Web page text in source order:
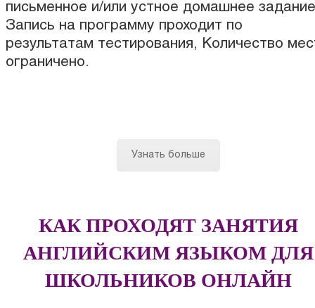
письменное и/или устное домашнее задание
Запись на программу проходит по
результатам тестирования, Количество
ограничено.
Узнать больше
КАК ПРОХОДЯТ ЗАНЯТИЯ
АНГЛИЙСКИМ ЯЗЫКОМ ДЛЯ
ШКОЛЬНИКОВ ОНЛАЙН